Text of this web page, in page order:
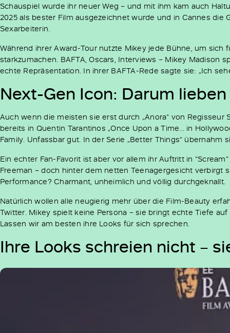
Schauspiel wurde ihr neuer Weg – und mit ihm kam auch
2025 als bester Film ausgezeichnet wurde und in Cannes die
Sexarbeiterin.
Während ihrer Award-Tour nutzte Mikey jede Bühne, um
starkzumachen. BAFTA, Oscars, Interviews – Mikey
echte Repräsentation. In ihrer BAFTA-Rede sagte sie: „Ich
Next-Gen Icon: Darum
Auch wenn die meisten sie erst durch „Anora“ von
bereits in Quentin Tarantinos „Once Upon a Time... in
Family. Unfassbar gut. In der Serie „Better Things“ übernahm
Ein echter Fan-Favorit ist aber vor allem ihr Auftritt in
Freeman – doch hinter dem netten Teenagergesicht verbirgt
Performance? Charmant, unheimlich und völlig durchgeknallt.
Natürlich wollen alle neugierig mehr über die Film-Beauty
Twitter. Mikey spielt keine Persona – sie bringt echte Tiefe
Lassen wir am besten ihre Looks für sich sprechen.
Ihre Looks schreien nicht –